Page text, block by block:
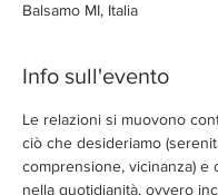
Balsamo MI, Italia
Info sull'evento
Le relazioni si muovono
ciò che desideriamo
comprensione, vicinanza) e
nella quotidianità, ovvero